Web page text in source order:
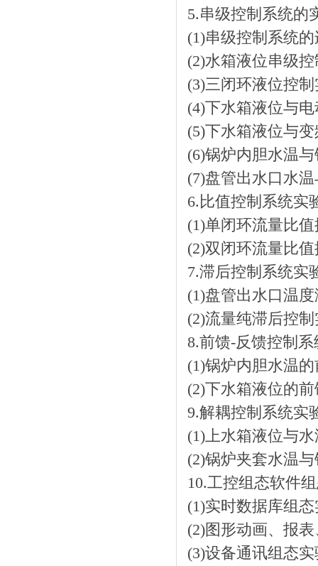
5.串级控制系统的
(1)串级控制系统
(2)水箱液位串级
(3)三闭环液位控
(4)下水箱液位与
(5)下水箱液位与
(6)锅炉内胆水温
(7)盘管出水口水
6.比值控制系统实
(1)单闭环流量比
(2)双闭环流量比
7.滞后控制系统实
(1)盘管出水口温
(2)流量纯滞后控
8.前馈-反馈控制
(1)锅炉内胆水温
(2)下水箱液位的
9.解耦控制系统实
(1)上水箱液位与
(2)锅炉夹套水温
10.工控组态软件
(1)实时数据库组
(2)图形动画、报
(3)设备通讯组态实